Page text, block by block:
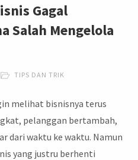
Gagal
Salah Mengelola
TIPS DAN TRIK
melihat bisnisnya terus
pelanggan bertambah,
dari waktu ke waktu. Namun
yang justru berhenti